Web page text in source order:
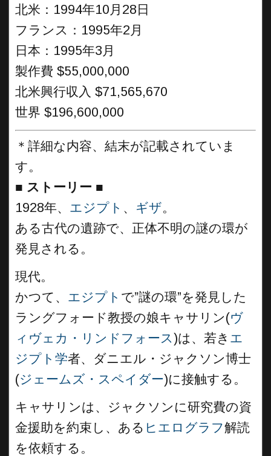
北米：1994年10月28日
フランス：1995年2月
日本：1995年3月
製作費 $55,000,000
北米興行収入 $71,565,670
世界 $196,600,000
＊詳細な内容、結末が記載されていま
す。
■ ストーリー ■
1928年、 エジプト 、 ギザ。
ある古代の遺跡で、正体不明の謎の環が
発見される。
現代。
かつて、 エジプト で”謎の環”を発見した
ラングフォード教授の娘キャサリン(ヴ
ィヴェカ・リンドフォース)は、若き エ
ジプト学者、ダニエル・ジャクソン博士
(ジェームズ・スペイダー)に接触する。
キャサリンは、ジャクソンに研究費の資
金援助を約束し、ある ヒエログラフ解読
を依頼する。